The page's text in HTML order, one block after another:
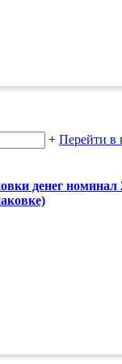
+ Перейти в
денег номинал